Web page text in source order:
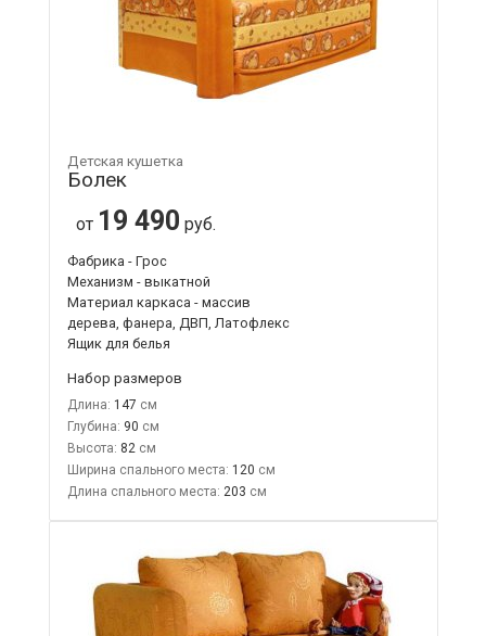
Детская кушетка
Болек
от 19 490 руб.
Фабрика - Грос
Механизм - выкатной
Материал каркаса - массив
дерева, фанера, ДВП, Латофлекс
Ящик для белья
Набор размеров
Длина: 147
Глубина: 90
Высота: 82
Ширина спального места: 120
Длина спального места: 203